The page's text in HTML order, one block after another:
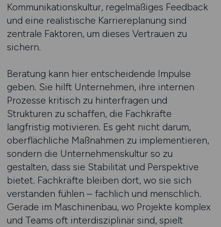
Kommunikationskultur, regelmäßiges Feedback
und eine realistische Karriereplanung sind
zentrale Faktoren, um dieses Vertrauen zu
sichern.
Beratung kann hier entscheidende Impulse
geben. Sie hilft Unternehmen, ihre internen
Prozesse kritisch zu hinterfragen und
Strukturen zu schaffen, die Fachkräfte
langfristig motivieren. Es geht nicht darum,
oberflächliche Maßnahmen zu implementieren,
sondern die Unternehmenskultur so zu
gestalten, dass sie Stabilität und Perspektive
bietet. Fachkräfte bleiben dort, wo sie sich
verstanden fühlen – fachlich und menschlich.
Gerade im Maschinenbau, wo Projekte komplex
und Teams oft interdisziplinär sind, spielt